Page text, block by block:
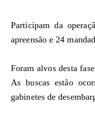
Participam da
apreensão e 24
Foram alvos desta
As buscas estão
gabinetes de